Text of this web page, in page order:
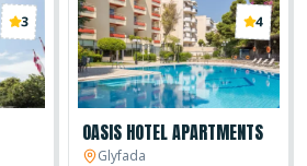
3 4
OASIS HOTEL APARTMENTS
Glyfada